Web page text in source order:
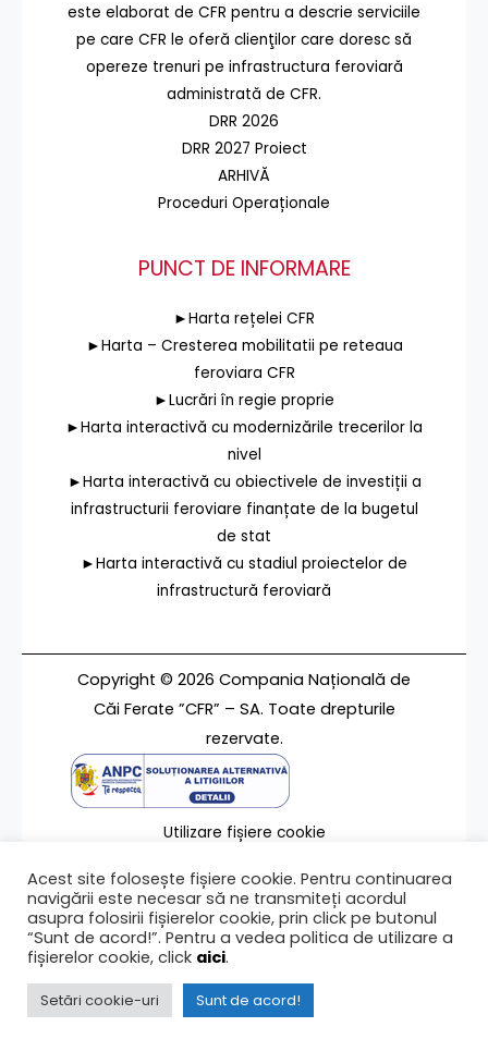
este elaborat de CFR pentru a descrie serviciile
pe care CFR le oferă clienţilor care doresc să
opereze trenuri pe infrastructura feroviară
administrată de CFR.
DRR 2026
DRR 2027 Proiect
ARHIVĂ
Proceduri Operaționale
PUNCT DE INFORMARE
►Harta rețelei CFR
►Harta – Cresterea mobilitatii pe reteaua
feroviara CFR
►Lucrări în regie proprie
►Harta interactivă cu modernizările trecerilor la
nivel
►Harta interactivă cu obiectivele de investiții a
infrastructurii feroviare finanțate de la bugetul
de stat
►Harta interactivă cu stadiul proiectelor de
infrastructură feroviară
Copyright © 2026 Compania Națională de
Căi Ferate ”CFR” – SA. Toate drepturile
rezervate.
Utilizare fișiere cookie
Contact
Ultima modificare a paginii 25/09/2025
Acest site folosește fișiere cookie. Pentru continuarea
navigării este necesar să ne transmiteți acordul
asupra folosirii fișierelor cookie, prin click pe butonul
“Sunt de acord!”. Pentru a vedea politica de utilizare a
fișierelor cookie, click aici.
Setări cookie-uri Sunt de acord!